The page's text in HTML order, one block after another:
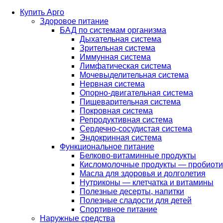
Купить Арго
Здоровое питание
БАД по системам организма
Дыхательная система
Зрительная система
Иммунная система
Лимфатическая система
Мочевыделительная система
Нервная система
Опорно-двигательная система
Пищеварительная система
Покровная система
Репродуктивная система
Сердечно-сосудистая система
Эндокринная система
Функциональное питание
Белково-витаминные продукты
Кисломолочные продукты —
Масла для здоровья и долголетия
Нутриконы — клетчатка и витамины
Полезные десерты, напитки
Полезные сладости для детей
Спортивное питание
Наружные средства